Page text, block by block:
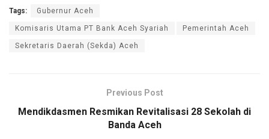
Tags: Gubernur Aceh
Komisaris Utama PT Bank Aceh Syariah Pemerintah Aceh
Sekretaris Daerah (Sekda) Aceh
Previous Post
Mendikdasmen Resmikan Revitalisasi 28 Sekolah di
Banda Aceh